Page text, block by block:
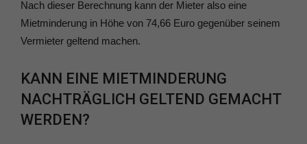
Nach dieser Berechnung kann der Mieter also eine
Mietminderung in Höhe von 74,66 Euro gegenüber seinem
Vermieter geltend machen.
KANN EINE MIETMINDERUNG
NACHTRÄGLICH GELTEND GEMACHT
WERDEN?